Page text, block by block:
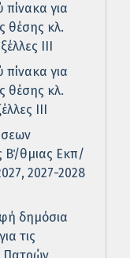
για
θέσης κλ.
ΙΙΙ
για
θέσης κλ.
ΙΙΙ
Β΄/θμιας Εκπ/
2027-2028
δημόσια
τις